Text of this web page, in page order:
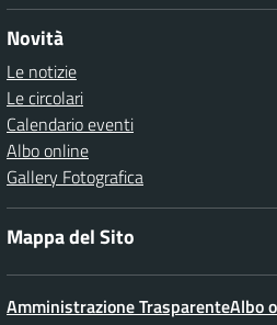
Novità
Le notizie
Le circolari
Calendario eventi
Albo online
Gallery Fotografica
Mappa del Sito
Amministrazione TrasparenteAlbo